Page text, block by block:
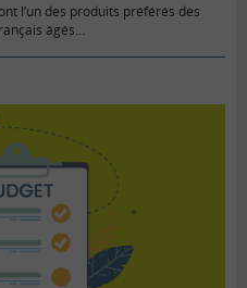
l’un des produits préférés des
âgés…